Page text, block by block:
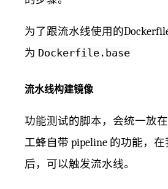
为了跟流水线使用的
为 Dockerfile.base
流水线构建镜像
功能测试的脚本，会统一放在
工蜂自带 pipeline 的功能，
后，可以触发流水线。